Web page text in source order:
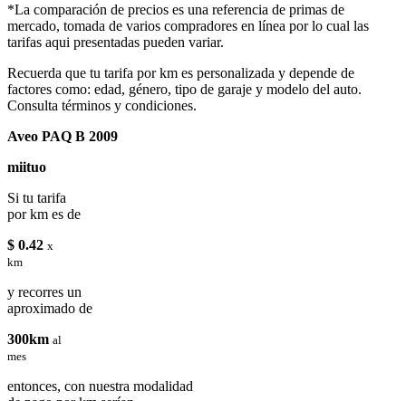
*La comparación de precios es una referencia de primas de
mercado, tomada de varios compradores en línea por lo cual las
tarifas aqui presentadas pueden variar.
Recuerda que tu tarifa por km es personalizada y depende de
factores como: edad, género, tipo de garaje y modelo del auto.
Consulta términos y condiciones.
Aveo PAQ B 2009
miituo
Si tu tarifa
por km es de
$ 0.42 x
km
y recorres un
aproximado de
300km al
mes
entonces, con nuestra modalidad